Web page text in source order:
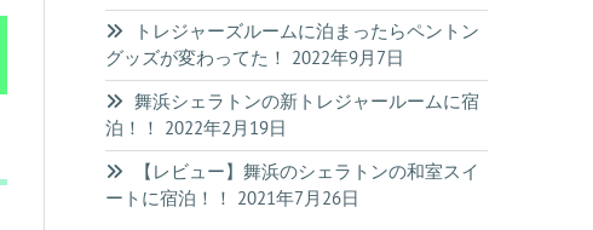
トレジャーズルームに泊まったらペントン
グッズが変わってた！ 2022年9月7日
舞浜シェラトンの新トレジャールームに宿
泊！！ 2022年2月19日
【レビュー】舞浜のシェラトンの和室スイ
ートに宿泊！！ 2021年7月26日